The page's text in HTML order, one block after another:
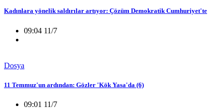
Kadınlara yönelik saldırılar artıyor: Çözüm Demokratik Cumhuriyet'te
09:04 11/7
Dosya
11 Temmuz'un ardından: Gözler 'Kök Yasa'da (6)
09:01 11/7